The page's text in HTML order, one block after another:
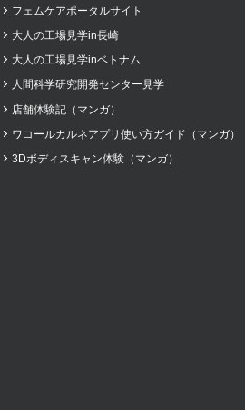
フェムケアポータルサイト
大人の工場見学in長崎
大人の工場見学inベトナム
人間科学研究開発センター見学
店舗体験記（マンガ）
ワコールカルネアプリ使い方ガイド（マンガ）
3Dボディスキャン体験（マンガ）